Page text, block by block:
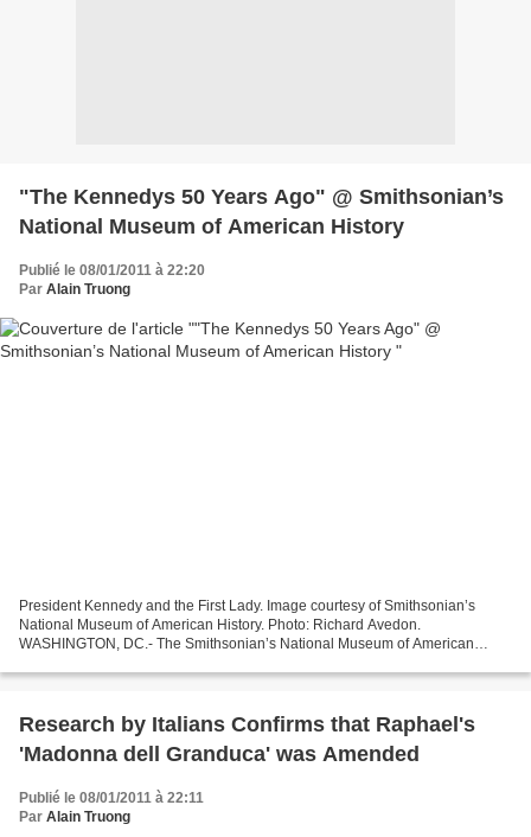
"The Kennedys 50 Years Ago" @ Smithsonian’s
National Museum of American History
Publié le 08/01/2011 à 22:20
Par Alain Truong
President Kennedy and the First Lady. Image courtesy of Smithsonian’s
National Museum of American History. Photo: Richard Avedon.
WASHINGTON, DC.- The Smithsonian’s National Museum of American
Research by Italians Confirms that Raphael's
'Madonna dell Granduca' was Amended
Publié le 08/01/2011 à 22:11
Par Alain Truong